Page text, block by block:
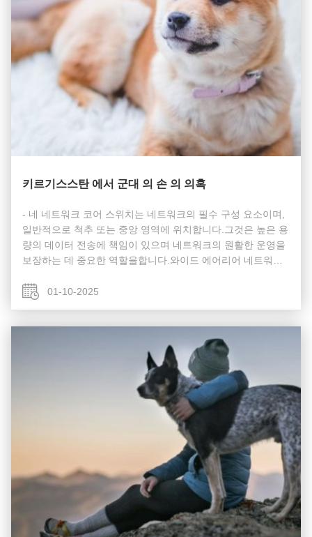
키르기스스탄 에서 군대 의 손 의 의혹
- 네 네트워크 코어 스위치는 네트워크의 필수 구성 요소이며,
일반적으로 척추 또는 중앙 영역에 위치합니다.그것은 높은 용
량의 데이터 전송에 책임이 있으며 네트워크의 원활한 운영을
보장하는 데 중요한 역할을합니다.와이드 에어리어 네트워크
스위치는 라우터,그리고 모든 다른 스위치의 집계이 트래픽을
합니까? 다음 섹션에서는 네트워크 코어 스위치가 네트워...
01-10-2025